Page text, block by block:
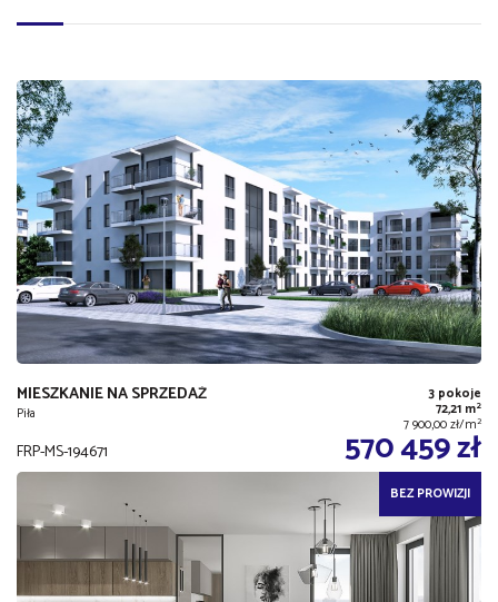
MIESZKANIE NA SPRZEDAŻ
Piła
3 pokoje
72,21 m2
7 900,00 zł/m2
FRP-MS-194671 570 459 zł
BEZ PROWIZJI